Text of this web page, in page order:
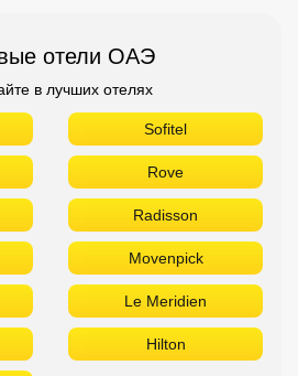
отели ОАЭ
в лучших отелях
Sofitel
Rove
Radisson
Movenpick
Le Meridien
Hilton